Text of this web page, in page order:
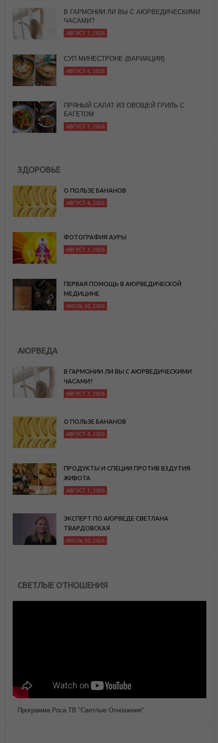
СУП МИНЕСТРОНЕ (ВАРИАЦИЯ)
ПРЯНЫЙ САЛАТ ИЗ ОВОЩЕЙ ГРИЛЬ С
БАГЕТОМ
ЗДОРОВЬЕ
О ПОЛЬЗЕ БАНАНОВ
АВГУСТ 4, 2026
ФОТОГРАФИЯ АУРЫ
АВГУСТ 1, 2026
ПЕРВАЯ ПОМОЩЬ В АЮРВЕДИЧЕСКОЙ
МЕДИЦИНЕ
ИЮЛЬ 30, 2026
АЮРВЕДА
В ГАРМОНИИ ЛИ ВЫ С АЮРВЕДИЧЕСКИМИ
ЧАСАМИ?
АВГУСТ 7, 2026
О ПОЛЬЗЕ БАНАНОВ
АВГУСТ 4, 2026
ПРОДУКТЫ И СПЕЦИИ ПРОТИВ ВЗДУТИЯ
ЖИВОТА
АВГУСТ 1, 2026
ЭКСПЕРТ ПО АЮРВЕДЕ СВЕТЛАНА
ТВАРДОВСКАЯ
ИЮЛЬ 30, 2026
СВЕТЛЫЕ ОТНОШЕНИЯ
Программа Роса ТВ "Светлые Отношения"